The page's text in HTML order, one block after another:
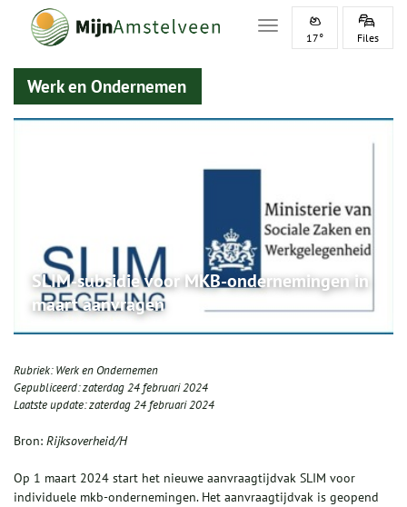
Toggle navigation
17° Files
Werk en Ondernemen
SLIM-subsidie voor MKB-ondernemingen in
maart aanvragen
Rubriek:Werk en Ondernemen
Gepubliceerd:zaterdag 24 februari 2024
Laatste update:zaterdag 24 februari 2024
Bron: Rijksoverheid/H
Op 1 maart 2024 start het nieuwe aanvraagtijdvak SLIM voor
individuele mkb-ondernemingen. Het aanvraagtijdvak is geopend